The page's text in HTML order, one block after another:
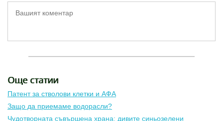
Още статии
Патент за стволови клетки и АФА
Защо да приемаме водорасли?
Чудотворната съвършена храна: дивите синьозелени